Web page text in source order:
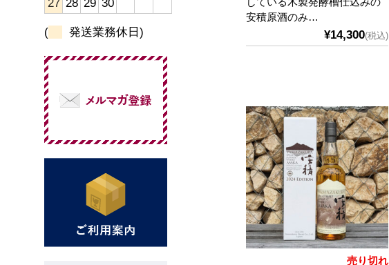
安積原酒のみ…
¥14,300(税込)
売り切れ
27 28 29 30
( 発送業務休日)